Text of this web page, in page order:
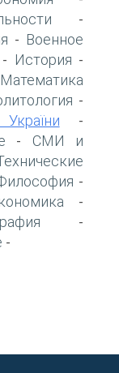
-
- Военное
- История -
Математика
-
-
- СМИ и
-
-
-
-